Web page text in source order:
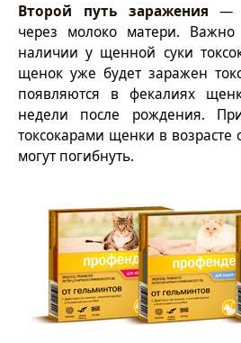
Второй путь заражения —
через молоко матери.
наличии у щенной суки
щенок уже будет заражен
появляются в фекалиях
недели после рождения.
токсокарами щенки в возрасте
могут погибнуть.